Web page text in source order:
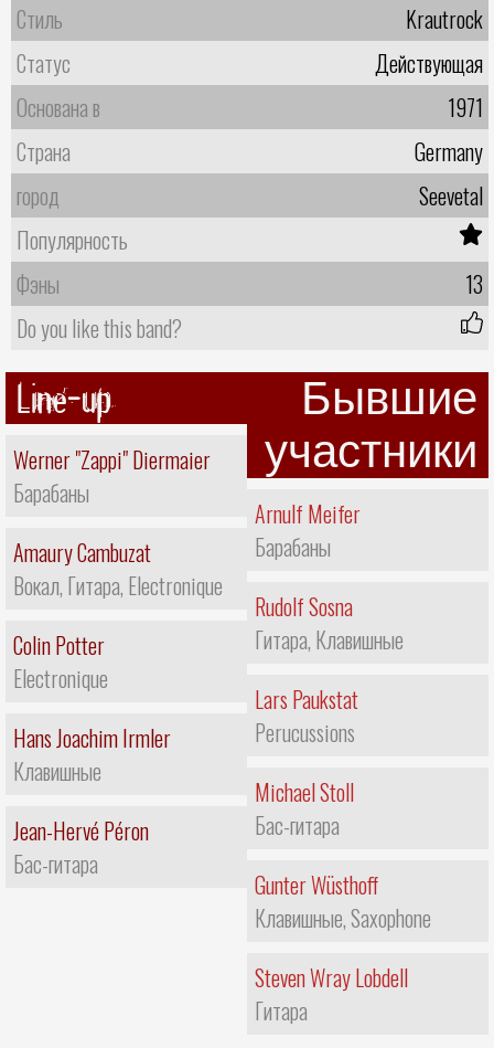
Стиль
Krautrock
Статус
Действующая
Основана в
1971
Страна
Germany
город
Seevetal
Популярность
Фэны
13
Do you like this band?
Line-up
Werner "Zappi" Diermaier
Барабаны
Amaury Cambuzat
Вокал, Гитара, Electronique
Colin Potter
Electronique
Hans Joachim Irmler
Клавишные
Jean-Hervé Péron
Бас-гитара
Бывшие
участники
Arnulf Meifer
Барабаны
Rudolf Sosna
Гитара, Клавишные
Lars Paukstat
Perucussions
Michael Stoll
Бас-гитара
Gunter Wüsthoff
Клавишные, Saxophone
Steven Wray Lobdell
Гитара